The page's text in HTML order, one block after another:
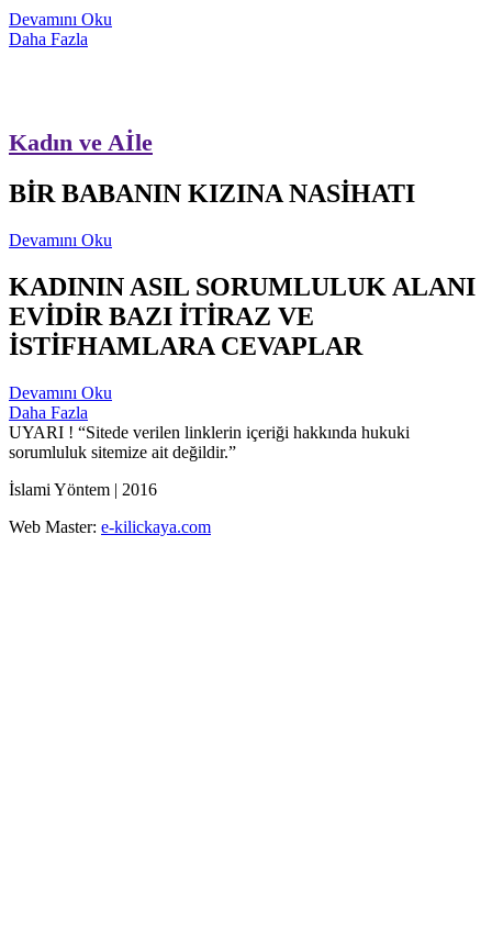
Devamını Oku
Daha Fazla
Kadın ve Aİle
BİR BABANIN KIZINA NASİHATI
Devamını Oku
KADININ ASIL SORUMLULUK ALANI
EVİDİR BAZI İTİRAZ VE
İSTİFHAMLARA CEVAPLAR
Devamını Oku
Daha Fazla
UYARI ! “Sitede verilen linklerin içeriği hakkında hukuki
sorumluluk sitemize ait değildir.”
İslami Yöntem | 2016
Web Master: e-kilickaya.com